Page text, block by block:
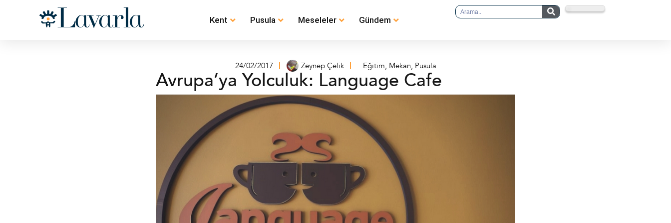
Kent Pusula Meseleler Gündem
24/02/2017 Zeynep Çelik Eğitim, Mekan, Pusula
Avrupa’ya Yolculuk: Language Cafe